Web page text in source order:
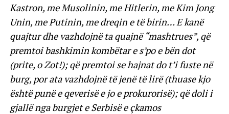
Kastron, me Musolinin, me Hitlerin, me Kim Jong
Unin, me Putinin, me dreqin e të birin… E kanë
quajtur dhe vazhdojnë ta quajnë “mashtrues”, që
premtoi bashkimin kombëtar e s’po e bën dot
(prite, o Zot!); që premtoi se hajnat do t’i fuste në
burg, por ata vazhdojnë të jenë të lirë (thuase kjo
është punë e qeverisë e jo e prokurorisë); që doli i
gjallë nga burgjet e Serbisë e çkamos